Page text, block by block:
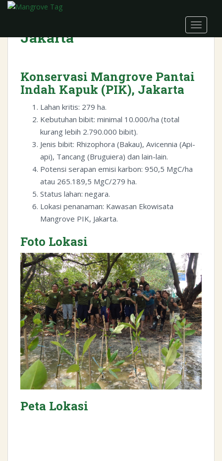
p
Jakarta
Konservasi Mangrove Pantai
Indah Kapuk (PIK), Jakarta
Lahan kritis: 279 ha.
Kebutuhan bibit: minimal 10.000/ha (total
kurang lebih 2.790.000 bibit).
Jenis bibit: Rhizophora (Bakau), Avicennia (Api-
api), Tancang (Bruguiera) dan lain-lain.
Potensi serapan emisi karbon: 950,5 MgC/ha
atau 265.189,5 MgC/279 ha.
Status lahan: negara.
Lokasi penanaman: Kawasan Ekowisata
Mangrove PIK, Jakarta.
Foto Lokasi
Peta Lokasi